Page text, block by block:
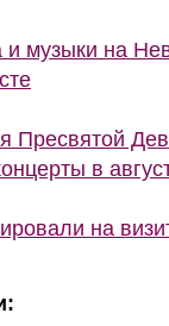
и музыки на
Пресвятой
в
на